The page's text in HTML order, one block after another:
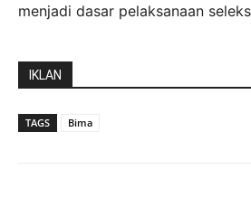
menjadi dasar pelaksanaan
IKLAN
TAGS Bima